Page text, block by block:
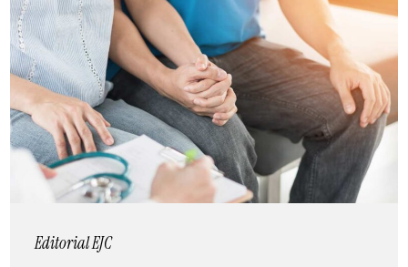
Editorial EJC